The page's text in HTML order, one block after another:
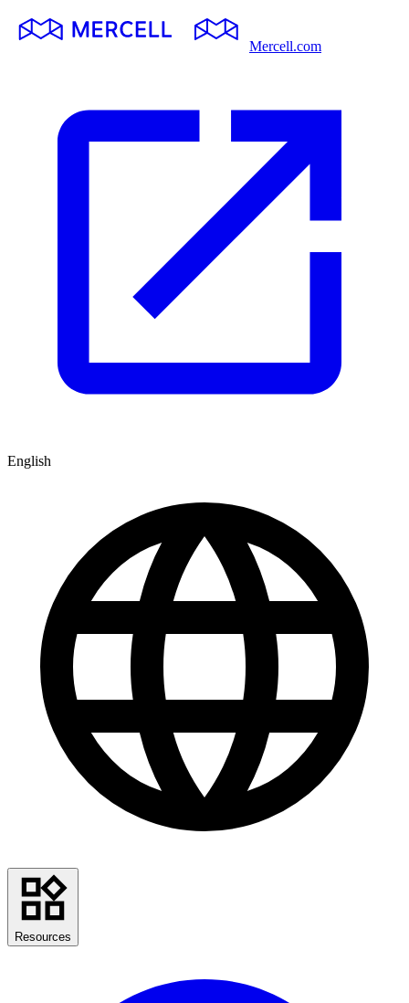
Mercell.com
English
Resources